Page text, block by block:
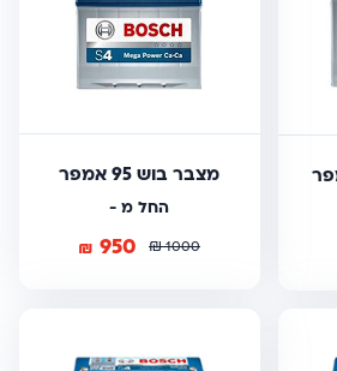
מצבר בוש 95 אמפר
החל מ -
1000
₪
950
₪